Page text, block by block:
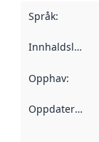
Språk:
Innhaldsleverandørar
Opphav:
Oppdateringsfrekvens